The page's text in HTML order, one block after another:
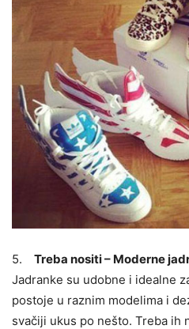
5.
Treba nositi – Moderne
Jadranke su udobne i idealne
postoje u raznim modelima i
svačiji ukus po nešto. Treba ih